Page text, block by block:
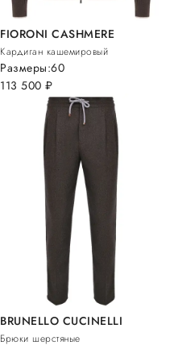
FIORONI CASHMERE
Кардиган кашемировый
113 500руб.
Размеры:60
BRUNELLO CUCINELLI
Брюки шерстяные